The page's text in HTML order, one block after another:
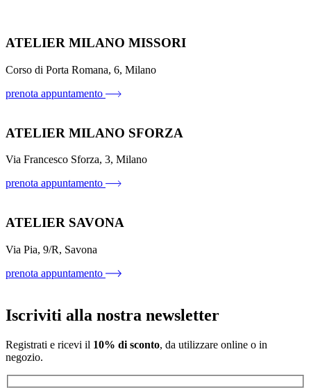
ATELIER MILANO MISSORI
Corso di Porta Romana, 6, Milano
prenota appuntamento
ATELIER MILANO SFORZA
Via Francesco Sforza, 3, Milano
prenota appuntamento
ATELIER SAVONA
Via Pia, 9/R, Savona
prenota appuntamento
Iscriviti alla nostra newsletter
Registrati e ricevi il 10% di sconto, da utilizzare online o in
negozio.